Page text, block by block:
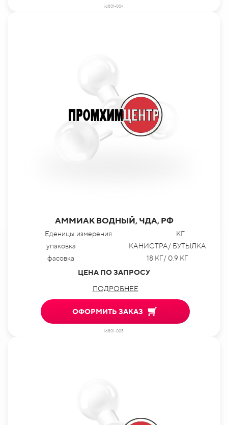
id801-004
АММИАК ВОДНЫЙ, ЧДА, РФ
Еденицы измерения
КГ
упаковка
КАНИСТРА/ БУТЫЛКА
фасовка
18 КГ/ 0.9 КГ
ЦЕНА ПО ЗАПРОСУ
ПОДРОБНЕЕ
ОФОРМИТЬ ЗАКАЗ
id801-005